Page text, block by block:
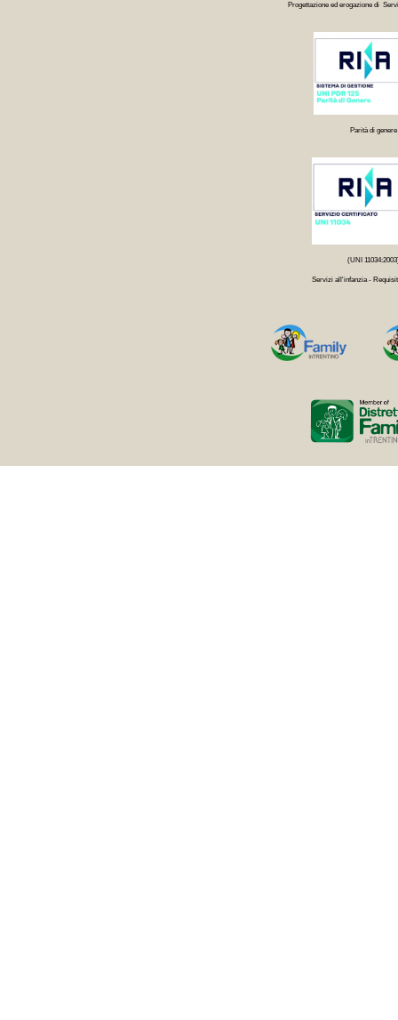
Progettazione ed erogazione di
Parità di genere
(UNI
Servizi all'infanzia -